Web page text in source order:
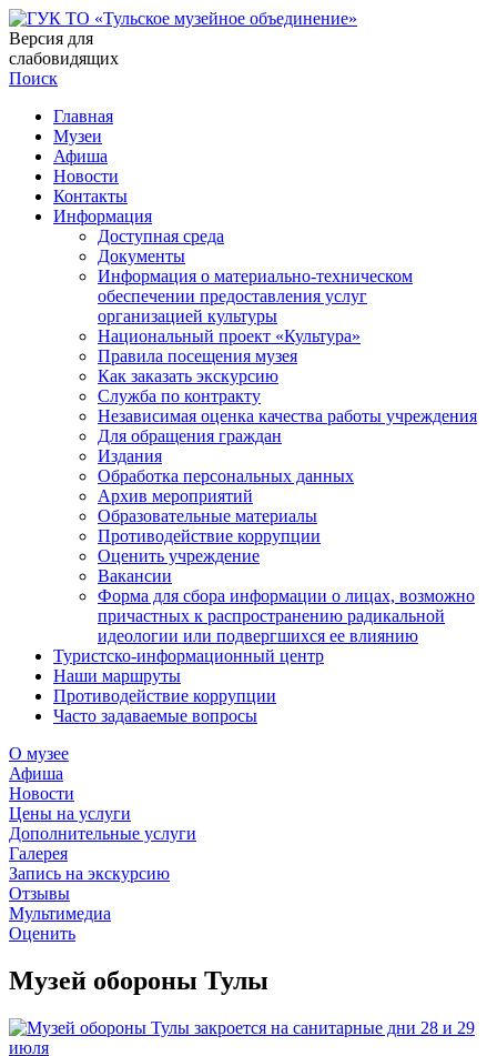
Версия для
слабовидящих
Поиск
Главная
Музеи
Афиша
Новости
Контакты
Информация
Доступная среда
Документы
Информация о материально-техническом
обеспечении предоставления услуг
организацией культуры
Национальный проект «Культура»
Правила посещения музея
Как заказать экскурсию
Служба по контракту
Независимая оценка качества работы учреждения
Для обращения граждан
Издания
Обработка персональных данных
Архив мероприятий
Образовательные материалы
Противодействие коррупции
Оценить учреждение
Вакансии
Форма для сбора информации о лицах, возможно
причастных к распространению радикальной
идеологии или подвергшихся ее влиянию
Туристско-информационный центр
Наши маршруты
Противодействие коррупции
Часто задаваемые вопросы
О музее
Афиша
Новости
Цены на услуги
Дополнительные услуги
Галерея
Запись на экскурсию
Отзывы
Мультимедиа
Оценить
Музей обороны Тулы